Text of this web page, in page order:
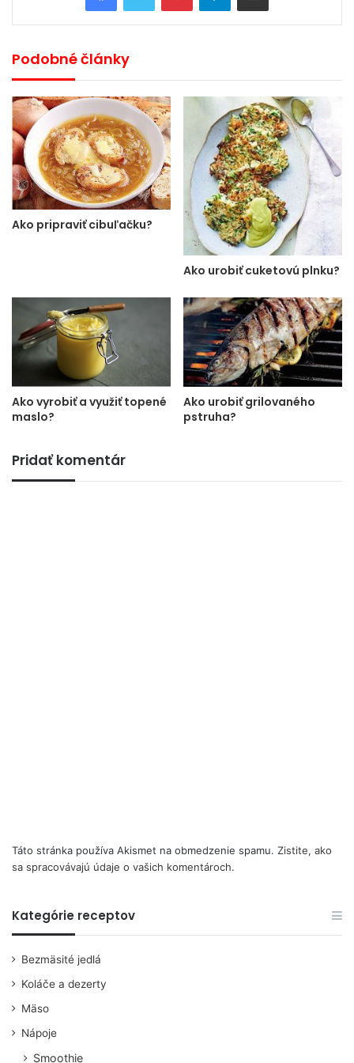
Podobné články
Ako pripraviť cibuľačku?
Ako urobiť cuketovú plnku?
Ako vyrobiť a využiť topené
maslo?
Ako urobiť grilovaného
pstruha?
Pridať komentár
Táto stránka používa Akismet na obmedzenie spamu. Zistite, ako
sa spracovávajú údaje o vašich komentároch.
Kategórie receptov
Bezmäsité jedlá
Koláče a dezerty
Mäso
Nápoje
Smoothie